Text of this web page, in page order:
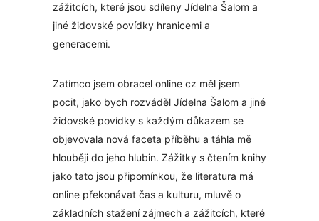
zážitcích, které jsou sdíleny Jídelna Šalom a
jiné židovské povídky hranicemi a
generacemi.
Zatímco jsem obracel online cz měl jsem
pocit, jako bych rozváděl Jídelna Šalom a jiné
židovské povídky s každým důkazem se
objevovala nová faceta příběhu a táhla mě
hlouběji do jeho hlubin. Zážitky s čtením knihy
jako tato jsou připomínkou, že literatura má
online překonávat čas a kulturu, mluvě o
základních stažení zájmech a zážitcích, které